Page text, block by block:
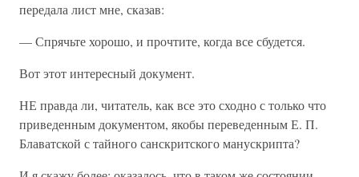
передала лист мне, сказав:
— Спрячьте хорошо, и прочтите, когда все сбудется.
Вот этот интересный документ.
НЕ правда ли, читатель, как все это сходно с только что
приведенным документом, якобы переведенным Е. П.
Блаватской с тайного санскритского манускрипта?